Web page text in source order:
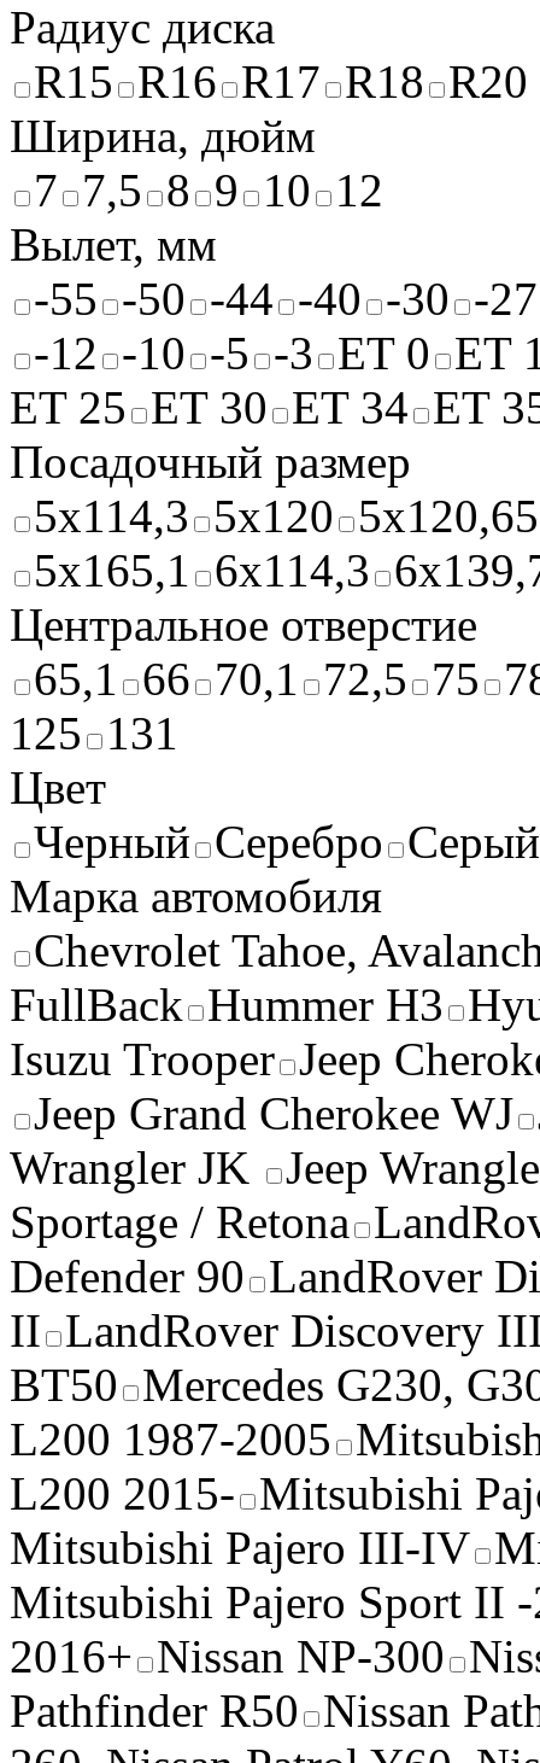
Радиус диска
R15 R16 R17 R18 R20
Ширина, дюйм
7 7,5 8 9 10 12
Вылет, мм
-55 -50 -44 -40 -30 -27
-12 -10 -5 -3 ET 0 ET
ET 25 ET 30 ET 34 ET
Посадочный размер
5x114,3 5x120 5x120,65
5x165,1 6x114,3
Центральное отверстие
65,1 66 70,1 72,5 75
125 131
Цвет
Черный Серебро Серый
Марка автомобиля
Chevrolet Tahoe,
FullBack Hummer H3
Isuzu Trooper Jeep
Jeep Grand Cherokee WJ
Wrangler JK
Jeep
Sportage / Retona
Defender 90 LandRover
II LandRover Discovery
BT50 Mercedes G230,
L200 1987-2005
L200 2015- Mitsubishi
Mitsubishi Pajero III-IV
Mitsubishi Pajero Sport II
2016+ Nissan NP-300
Pathfinder R50 Nissan